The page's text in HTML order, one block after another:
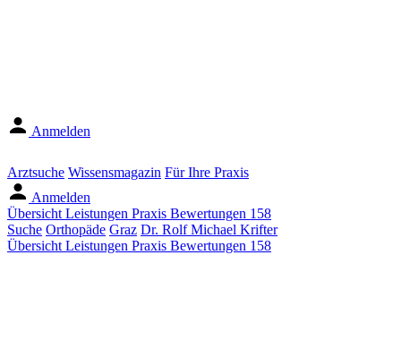
Anmelden
Arztsuche Wissensmagazin Für Ihre Praxis
Anmelden
Übersicht Leistungen Praxis Bewertungen 158
Suche Orthopäde Graz Dr. Rolf Michael Krifter
Übersicht Leistungen Praxis Bewertungen 158